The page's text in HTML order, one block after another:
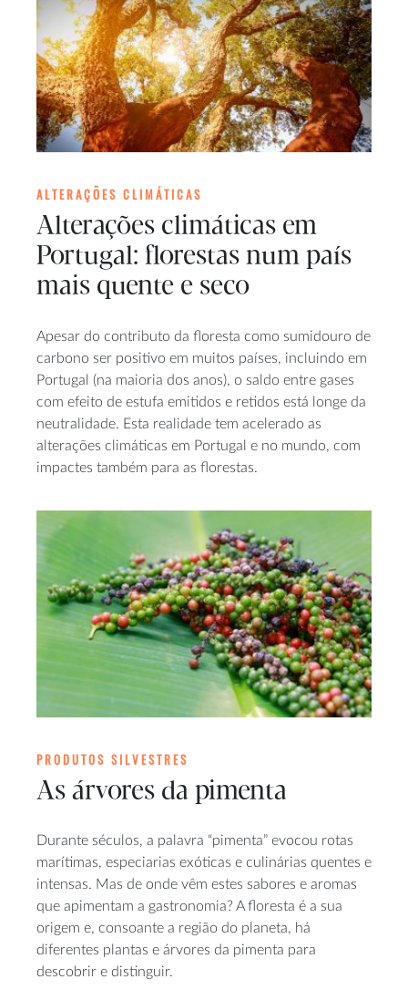
ALTERAÇÕES CLIMÁTICAS
Alterações climáticas em
Portugal: florestas num país
mais quente e seco
Apesar do contributo da floresta como sumidouro de
carbono ser positivo em muitos países, incluindo em
Portugal (na maioria dos anos), o saldo entre gases
com efeito de estufa emitidos e retidos está longe da
neutralidade. Esta realidade tem acelerado as
alterações climáticas em Portugal e no mundo, com
impactes também para as florestas.
PRODUTOS SILVESTRES
As árvores da pimenta
Durante séculos, a palavra “pimenta” evocou rotas
marítimas, especiarias exóticas e culinárias quentes e
intensas. Mas de onde vêm estes sabores e aromas
que apimentam a gastronomia? A floresta é a sua
origem e, consoante a região do planeta, há
diferentes plantas e árvores da pimenta para
descobrir e distinguir.